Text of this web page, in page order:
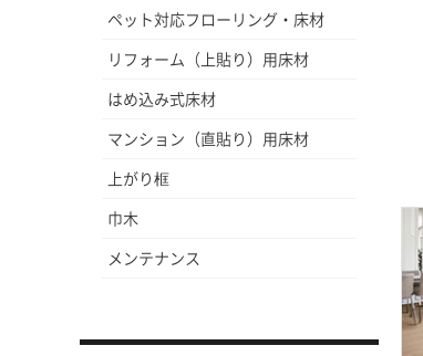
ペット対応フローリング・床材
リフォーム（上貼り）用床材
はめ込み式床材
マンション（直貼り）用床材
上がり框
巾木
メンテナンス